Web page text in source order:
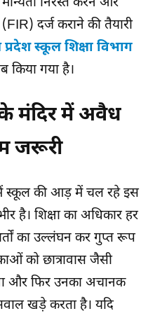
दर्ज कराने की तैयारी
स्कूल शिक्षा विभाग
किया गया है।
मंदिर में अवैध
जरूरी
स्कूल की आड़ में चल रहे इस
है। शिक्षा का अधिकार हर
का उल्लंघन कर गुप्त रूप
को छात्रावास जैसी
और फिर उनका अचानक
खड़े करता है। यदि